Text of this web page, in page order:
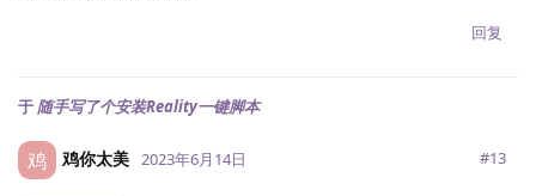
回复
于随手写了个安装Reality一键脚本
鸡 鸡你太美 2023年6月14日 #13